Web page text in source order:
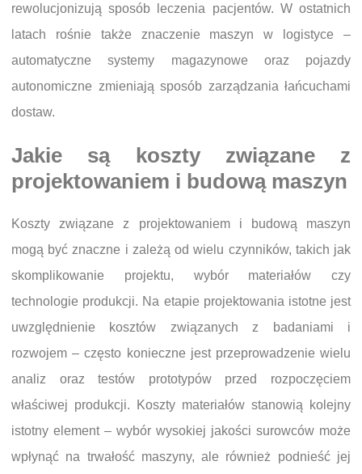
rewolucjonizują sposób leczenia pacjentów. W ostatnich
latach rośnie także znaczenie maszyn w logistyce –
automatyczne systemy magazynowe oraz pojazdy
autonomiczne zmieniają sposób zarządzania łańcuchami
dostaw.
Jakie są koszty związane z
projektowaniem i budową maszyn
Koszty związane z projektowaniem i budową maszyn
mogą być znaczne i zależą od wielu czynników, takich jak
skomplikowanie projektu, wybór materiałów czy
technologie produkcji. Na etapie projektowania istotne jest
uwzględnienie kosztów związanych z badaniami i
rozwojem – często konieczne jest przeprowadzenie wielu
analiz oraz testów prototypów przed rozpoczęciem
właściwej produkcji. Koszty materiałów stanowią kolejny
istotny element – wybór wysokiej jakości surowców może
wpłynąć na trwałość maszyny, ale również podnieść jej